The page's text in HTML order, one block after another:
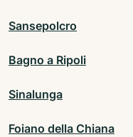
Sansepolcro
Bagno a Ripoli
Sinalunga
Foiano della Chiana